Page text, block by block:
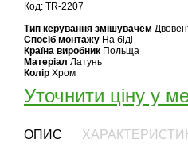
Код: TR-2207
Тип керування змішувачем
Спосіб монтажу На біді
Країна виробник Польща
Матеріал Латунь
Колір Хром
Уточнити ціну у
ОПИС